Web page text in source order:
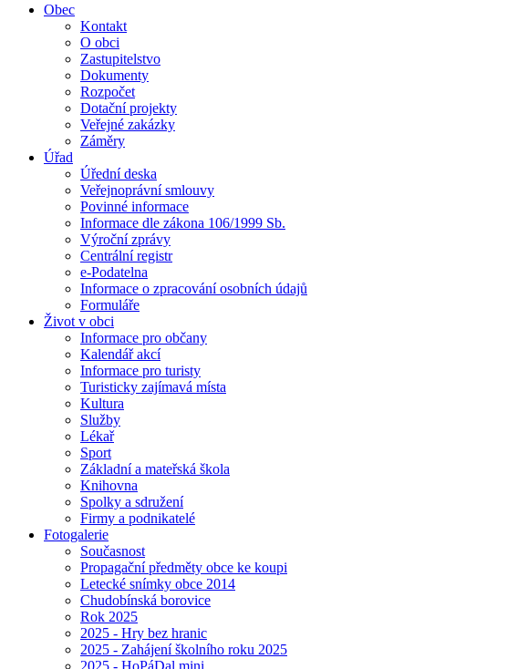
Obec
Kontakt
O obci
Zastupitelstvo
Dokumenty
Rozpočet
Dotační projekty
Veřejné zakázky
Záměry
Úřad
Úřední deska
Veřejnoprávní smlouvy
Povinné informace
Informace dle zákona 106/1999 Sb.
Výroční zprávy
Centrální registr
e-Podatelna
Informace o zpracování osobních údajů
Formuláře
Život v obci
Informace pro občany
Kalendář akcí
Informace pro turisty
Turisticky zajímavá místa
Kultura
Služby
Lékař
Sport
Základní a mateřská škola
Knihovna
Spolky a sdružení
Firmy a podnikatelé
Fotogalerie
Současnost
Propagační předměty obce ke koupi
Letecké snímky obce 2014
Chudobínská borovice
Rok 2025
2025 - Hry bez hranic
2025 - Zahájení školního roku 2025
2025 - HoPáDal mini